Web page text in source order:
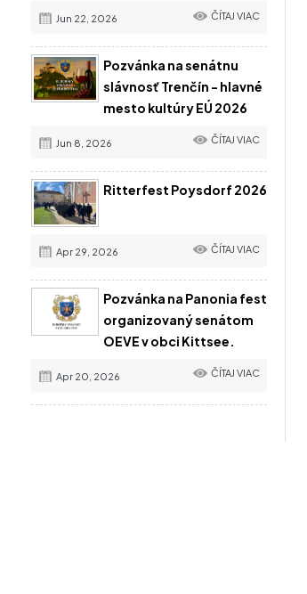
Jun 22, 2026 ČÍTAJ VIAC
Pozvánka na senátnu
slávnosť Trenčín - hlavné
mesto kultúry EÚ 2026
Jun 8, 2026 ČÍTAJ VIAC
Ritterfest Poysdorf 2026
Apr 29, 2026 ČÍTAJ VIAC
Pozvánka na Panonia fest
organizovaný senátom
OEVE v obci Kittsee.
Apr 20, 2026 ČÍTAJ VIAC